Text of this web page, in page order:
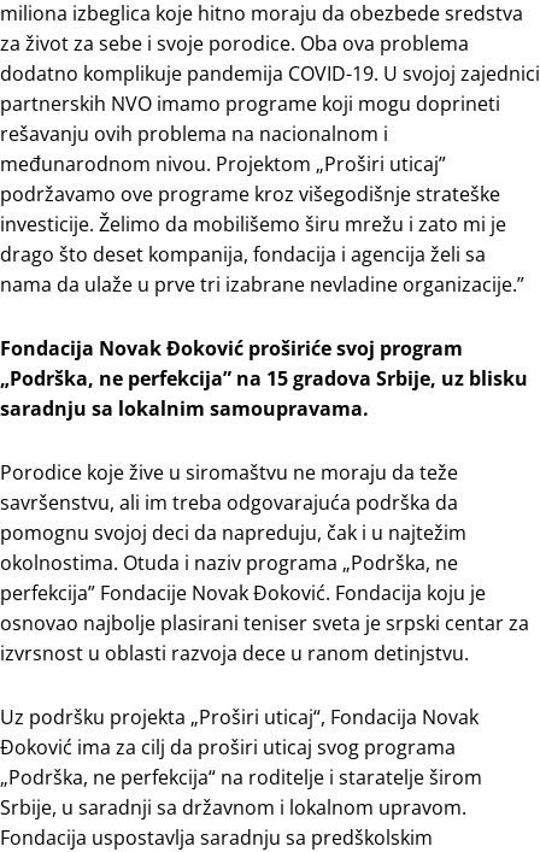
miliona izbeglica koje hitno moraju da obezbede sredstva
za život za sebe i svoje porodice. Oba ova problema
dodatno komplikuje pandemija COVID-19. U svojoj zajednici
partnerskih NVO imamo programe koji mogu doprineti
rešavanju ovih problema na nacionalnom i
međunarodnom nivou. Projektom „Proširi uticaj”
podržavamo ove programe kroz višegodišnje strateške
investicije. Želimo da mobilišemo širu mrežu i zato mi je
drago što deset kompanija, fondacija i agencija želi sa
nama da ulaže u prve tri izabrane nevladine organizacije.”
Fondacija Novak Đoković proširiće svoj program
„Podrška, ne perfekcija” na 15 gradova Srbije, uz blisku
saradnju sa lokalnim samoupravama.
Porodice koje žive u siromaštvu ne moraju da teže
savršenstvu, ali im treba odgovarajuća podrška da
pomognu svojoj deci da napreduju, čak i u najtežim
okolnostima. Otuda i naziv programa „Podrška, ne
perfekcija” Fondacije Novak Đoković. Fondacija koju je
osnovao najbolje plasirani teniser sveta je srpski centar za
izvrsnost u oblasti razvoja dece u ranom detinjstvu.
Uz podršku projekta „Proširi uticaj“, Fondacija Novak
Đoković ima za cilj da proširi uticaj svog programa
„Podrška, ne perfekcija“ na roditelje i staratelje širom
Srbije, u saradnji sa državnom i lokalnom upravom.
Fondacija uspostavlja saradnju sa predškolskim